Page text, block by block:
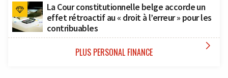
La Cour constitutionnelle belge accorde un
effet rétroactif au « droit à l’erreur » pour les
contribuables
PLUS PERSONAL FINANCE 